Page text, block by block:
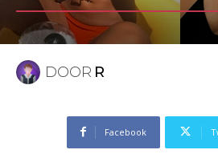
DOOR R
Facebook